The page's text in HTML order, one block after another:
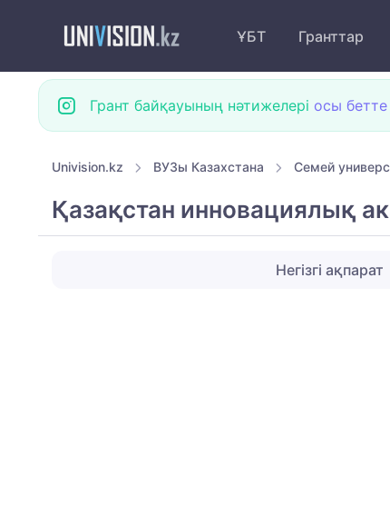
ҰБТ Гранттар
Грант байқауының нәтижелері осы бетте
Univision.kz ВУЗы Казахстана Семей
Қазақстан инновациялық
Негізгі ақпарат